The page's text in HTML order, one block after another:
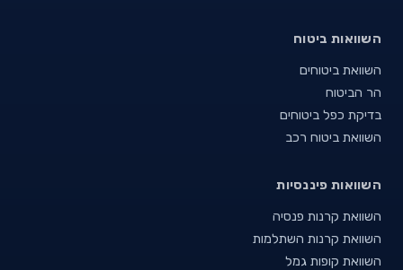
השוואות ביטוח
השוואת ביטוחים
הר הביטוח
בדיקת כפל ביטוחים
השוואת ביטוח רכב
השוואות פיננסיות
השוואת קרנות פנסיה
השוואת קרנות השתלמות
השוואת קופות גמל